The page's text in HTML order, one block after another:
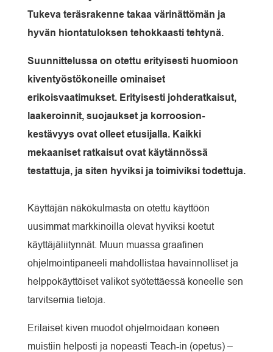
Tukeva teräsrakenne takaa värinättömän ja
hyvän hiontatuloksen tehokkaasti tehtynä.
Suunnittelussa on otettu erityisesti huomioon
kiventyöstökoneille ominaiset
erikoisvaatimukset. Erityisesti johderatkaisut,
laakeroinnit, suojaukset ja korroosion-
kestävyys ovat olleet etusijalla. Kaikki
mekaaniset ratkaisut ovat käytännössä
testattuja, ja siten hyviksi ja toimiviksi todettuja.
Käyttäjän näkökulmasta on otettu käyttöön
uusimmat markkinoilla olevat hyviksi koetut
käyttäjäliitynnät. Muun muassa graafinen
ohjelmointipaneeli mahdollistaa havainnolliset ja
helppokäyttöiset valikot syötettäessä koneelle sen
tarvitsemia tietoja.
Erilaiset kiven muodot ohjelmoidaan koneen
muistiin helposti ja nopeasti Teach-in (opetus) –